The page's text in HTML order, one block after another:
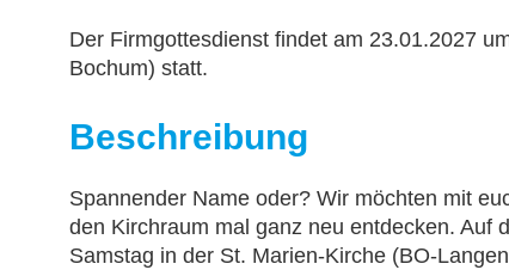
Der Firmgottesdienst findet am 23.01.2027
Bochum) statt.
Beschreibung
Spannender Name oder? Wir möchten mit
den Kirchraum mal ganz neu entdecken. Auf
Samstag in der St. Marien-Kirche (BO-